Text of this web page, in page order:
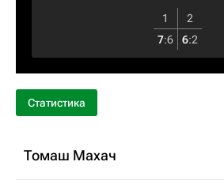
1
2
7:6 6:2
Статистика
Томаш Махач